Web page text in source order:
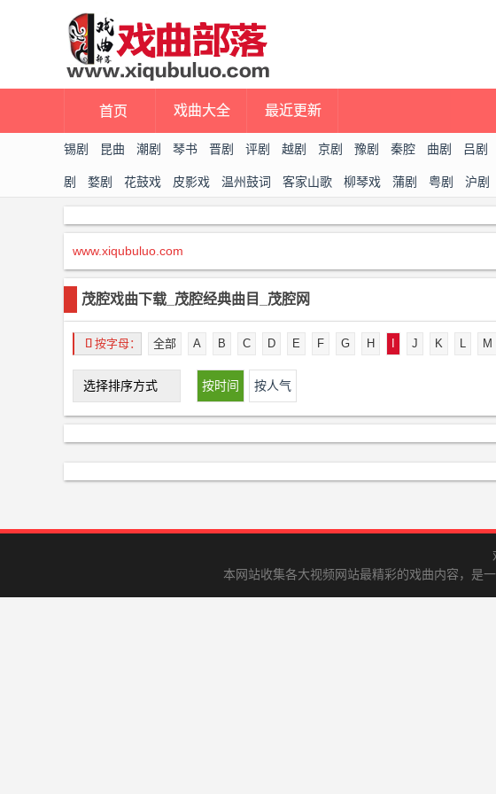
首页 戏曲大全 最近更新
锡剧 昆曲 潮剧 琴书 晋剧 评剧 越剧 京剧 豫剧 秦腔 曲剧 吕剧
剧 婺剧 花鼓戏 皮影戏 温州鼓词 客家山歌 柳琴戏 蒲剧 粤剧 沪剧
www.xiqubuluo.com
茂腔戏曲下载_茂腔经典曲目_茂腔网
󰃋 按字母： 全部 A B C D E F G H J K L M
选择排序方式 按时间 按人气
本网站收集各大视频网站最精彩的戏曲内容，是